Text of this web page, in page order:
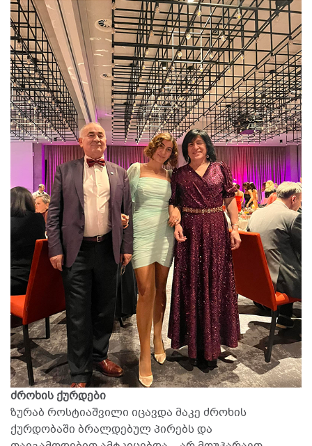
ძროხის ქურდები
ზურაბ როსტიაშვილი იცავდა მაკე ძროხის
ქურდობაში ბრალდებულ პირებს და